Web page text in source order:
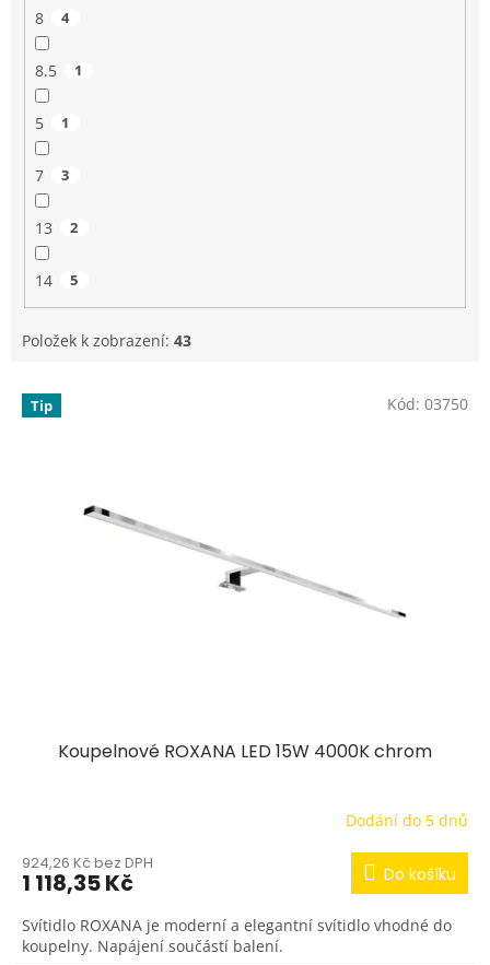
8 4
8.5 1
5 1
7 3
13 2
14 5
Položek k zobrazení: 43
V Tip
Koupelnové ROXANA LED 15W 4000K chrom
Dodání do 5 dnů
924,26 Kč bez DPH
1 118,35 Kč Do košíku
Svítidlo ROXANA je moderní a elegantní svítidlo vhodné do
koupelny. Napájení součástí balení.
Kód: 03750